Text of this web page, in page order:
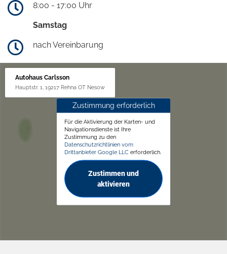
8:00 - 17:00 Uhr
Samstag
nach Vereinbarung
Autohaus Carlsson
Hauptstr. 1, 19217 Rehna OT Nesow
Zustimmung erforderlich
Für die Aktivierung der Karten- und
Navigationsdienste ist Ihre
Zustimmung zu den
Datenschutzrichtlinien vom
Drittanbieter Google LLC erforderlich.
Zustimmen und
aktivieren